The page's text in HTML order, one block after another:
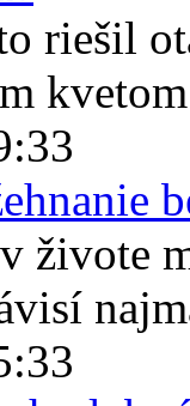
riešil
živote